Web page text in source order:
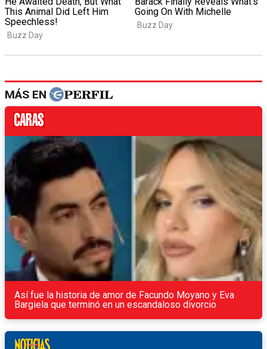
MÁS EN
Así fue la historia de amor de Facundo Moyano y Eva
Bargiela que terminó en un escandaloso divorcio